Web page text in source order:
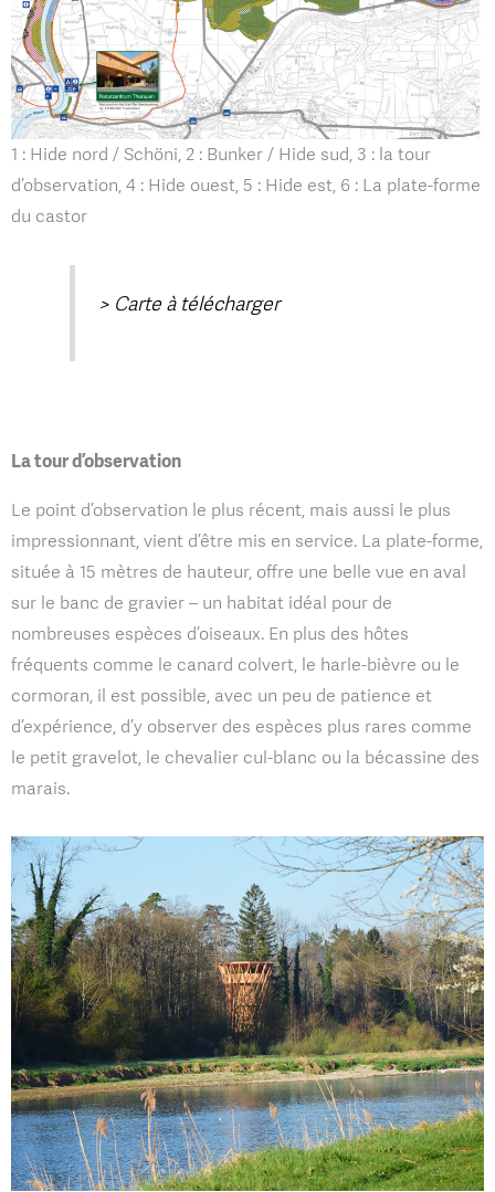
1 : Hide nord / Schöni, 2 : Bunker / Hide sud, 3 : la tour
d’observation, 4 : Hide ouest, 5 : Hide est, 6 : La plate-forme
du castor
> Carte à télécharger
La tour d’observation
Le point d’observation le plus récent, mais aussi le plus
impressionnant, vient d’être mis en service. La plate-forme,
située à 15 mètres de hauteur, offre une belle vue en aval
sur le banc de gravier – un habitat idéal pour de
nombreuses espèces d’oiseaux. En plus des hôtes
fréquents comme le canard colvert, le harle-bièvre ou le
cormoran, il est possible, avec un peu de patience et
d’expérience, d’y observer des espèces plus rares comme
le petit gravelot, le chevalier cul-blanc ou la bécassine des
marais.